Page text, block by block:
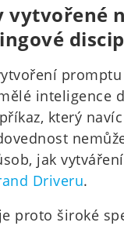
vytvořené
inteligence
který
jak
Driveru.
proto široké